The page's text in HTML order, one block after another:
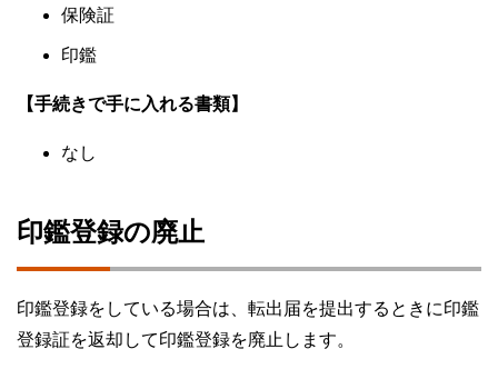
保険証
印鑑
【手続きで手に入れる書類】
なし
印鑑登録の廃止
印鑑登録をしている場合は、転出届を提出するときに印鑑
登録証を返却して印鑑登録を廃止します。